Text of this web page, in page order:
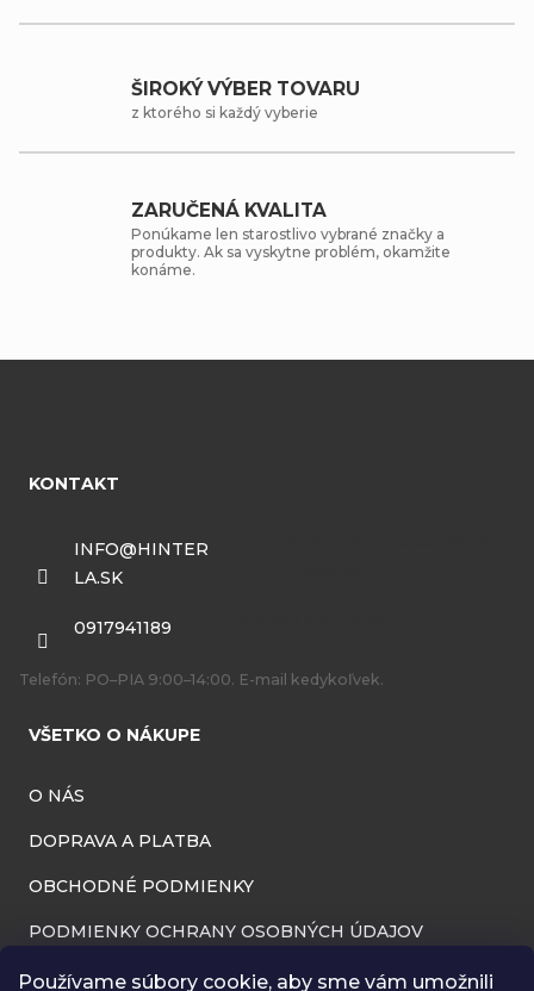
Používame súbory cookie, aby sme vám umožnili
ŠIROKÝ VÝBER TOVARU
z ktorého si každý vyberie
ZARUČENÁ KVALITA
Ponúkame len starostlivo vybrané značky a
produkty. Ak sa vyskytne problém, okamžite
konáme.
KONTAKT
INFO@HINTER
LA.SK
0917941189
Telefón: PO–PIA 9:00–14:00. E-mail kedykoľvek.
VŠETKO O NÁKUPE
O NÁS
DOPRAVA A PLATBA
OBCHODNÉ PODMIENKY
PODMIENKY OCHRANY OSOBNÝCH ÚDAJOV
INFORMÁCIE O PREVÁDZKOVATEĽOVI